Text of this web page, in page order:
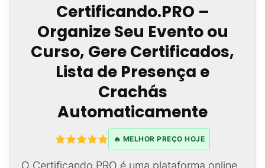
Certificando.PRO –
Organize Seu Evento ou
Curso, Gere Certificados,
Lista de Presença e
Crachás
Automaticamente
🔥 MELHOR PREÇO HOJE
O Certificando.PRO é uma plataforma online